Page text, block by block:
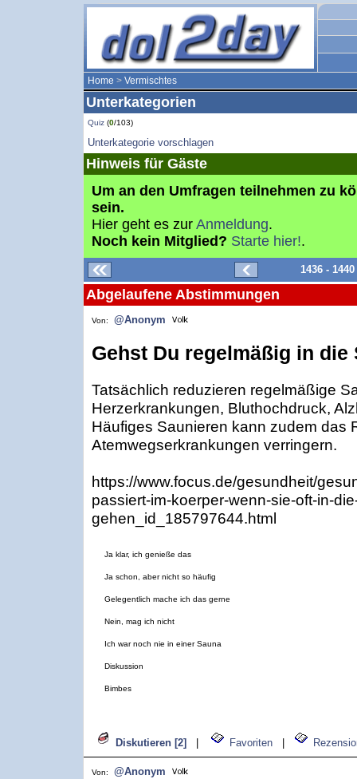
Home > Vermischtes
Unterkategorien
Quiz (0/103)
Unterkategorie vorschlagen
Hinweis für Gäste
Um an den Umfragen teilnehmen zu
sein.
Hier geht es zur Anmeldung.
Noch kein Mitglied? Starte hier!.
1436 -
Abgelaufene Abstimmungen
Von: @Anonym
Gehst Du regelmäßig in die
Tatsächlich reduzieren regelmäßige
Herzerkrankungen, Bluthochdruck,
Häufiges Saunieren kann zudem das
Atemwegserkrankungen verringern.
https://www.focus.de/gesundheit/
passiert-im-koerper-wenn-sie-oft-in-
gehen_id_185797644.html
Ja klar, ich genieße das
Ja schon, aber nicht so häufig
Gelegentlich mache ich das gerne
Nein, mag ich nicht
Ich war noch nie in einer Sauna
Diskussion
Bimbes
Diskutieren [2] Favoriten
Von: @Anonym